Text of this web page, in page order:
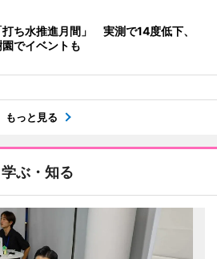
ち水推進月間」 実測で14度低下、
でイベントも
もっと見る
学ぶ・知る